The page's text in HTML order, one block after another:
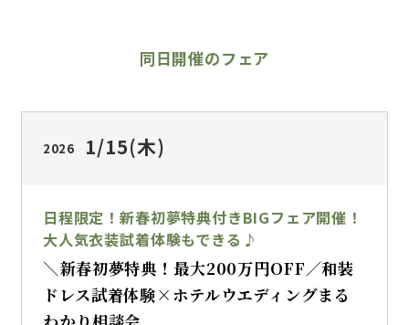
同日開催のフェア
2026 1/15(木)
日程限定！新春初夢特典付きBIGフェア開催！
大人気衣装試着体験もできる♪
＼新春初夢特典！最大200万円OFF／和装
ドレス試着体験×ホテルウエディングまる